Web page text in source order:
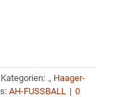
Kategorien: ., Haager-
AH-FUSSBALL | 0